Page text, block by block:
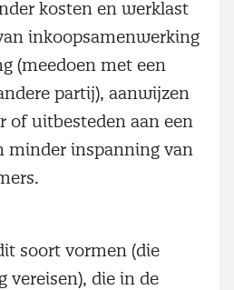
kosten en werklast
inkoopsamenwerking
(meedoen met een
partij), aanwijzen
of uitbesteden aan een
minder inspanning van
soort vormen (die
vereisen), die in de